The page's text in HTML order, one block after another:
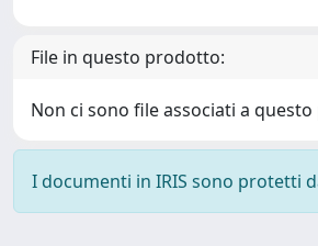
File in questo prodotto:
Non ci sono file associati a
I documenti in IRIS sono protetti